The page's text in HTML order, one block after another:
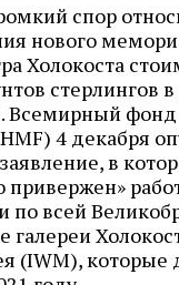
спор
нового
Холокоста
стерлингов в
Всемирный
4 декабря
в
привержен»
по всей
галереи
(IWM),